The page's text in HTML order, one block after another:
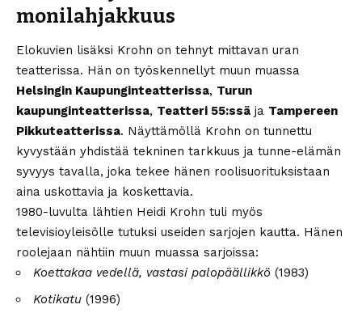
monilahjakkuus
Elokuvien lisäksi Krohn on tehnyt mittavan uran
teatterissa. Hän on työskennellyt muun muassa
Helsingin Kaupunginteatterissa, Turun
kaupunginteatterissa, Teatteri 55:ssä ja Tampereen
Pikkuteatterissa. Näyttämöllä Krohn on tunnettu
kyvystään yhdistää tekninen tarkkuus ja tunne-elämän
syvyys tavalla, joka tekee hänen roolisuorituksistaan
aina uskottavia ja koskettavia.
1980-luvulta lähtien Heidi Krohn tuli myös
televisioyleisölle tutuksi useiden sarjojen kautta. Hänen
roolejaan nähtiin muun muassa sarjoissa:
Koettakaa vedellä, vastasi palopäällikkö (1983)
Kotikatu (1996)